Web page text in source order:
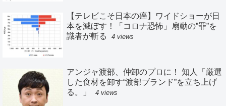
【テレビこそ日本の癌】ワイドショーが日
本を滅ぼす！「コロナ恐怖」扇動の”罪”を
識者が斬る
4 views
アンジャ渡部、仲卸のプロに！ 知人「厳選
した食材を卸す“渡部ブランド”を立ち上げ
る。」
4 views